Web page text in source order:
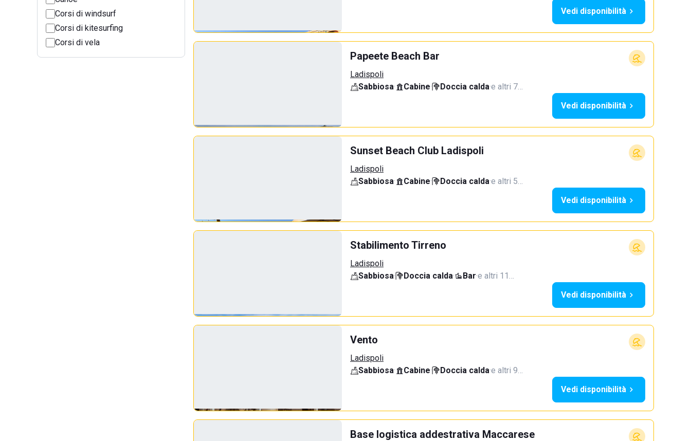
Corsi di windsurf
Corsi di kitesurfing
Corsi di vela
Vedi disponibilità
Papeete Beach Bar
Ladispoli
Sabbiosa· Cabine· Doccia calda·e altri 7…
Vedi disponibilità
Sunset Beach Club Ladispoli
Ladispoli
Sabbiosa· Cabine· Doccia calda·e altri 5…
Vedi disponibilità
Stabilimento Tirreno
Ladispoli
Sabbiosa· Doccia calda· Bar·e altri 11…
Vedi disponibilità
Vento
Ladispoli
Sabbiosa· Cabine· Doccia calda·e altri 9…
Vedi disponibilità
Base logistica addestrativa Maccarese